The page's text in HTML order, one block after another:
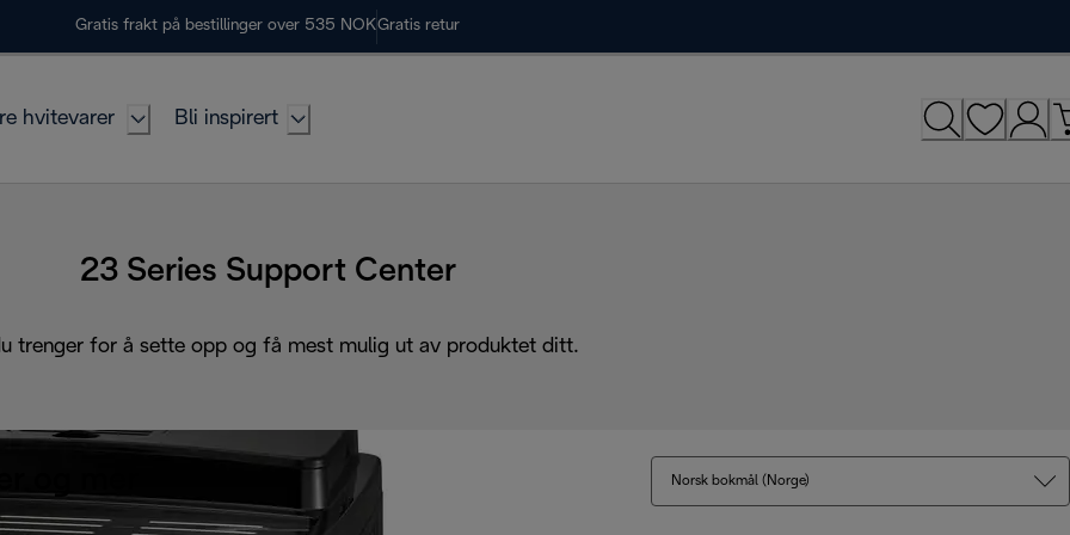
Gratis frakt på bestillinger over 535 NOKGratis retur
hvitevarer Bli inspirert
23 Series Support Center
trenger for å sette opp og få mest mulig ut av produktet ditt.
Norsk bokmål (Norge)